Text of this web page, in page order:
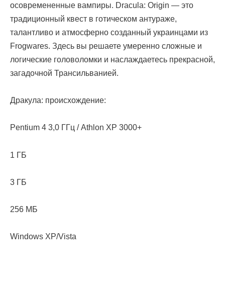
осовремененные вампиры. Dracula: Origin — это
традиционный квест в готическом антураже,
талантливо и атмосферно созданный украинцами из
Frogwares. Здесь вы решаете умеренно сложные и
логические головоломки и наслаждаетесь прекрасной,
загадочной Трансильванией.
Дракула: происхождение:
Pentium 4 3,0 ГГц / Athlon XP 3000+
1 ГБ
3 ГБ
256 МБ
Windows XP/Vista